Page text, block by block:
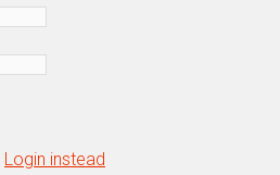
Login instead